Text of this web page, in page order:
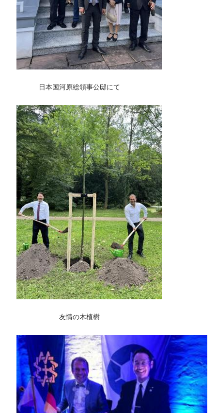
日本国河原総領事公邸にて
友情の木植樹